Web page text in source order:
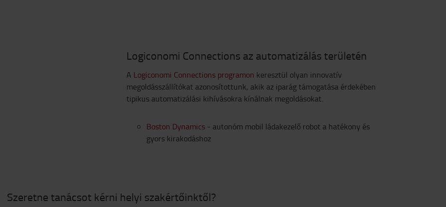
Logiconomi Connections az automatizálás területén
A Logiconomi Connections programon keresztül olyan innovatív
megoldásszállítókat azonosítottunk, akik az iparág támogatása érdekében
tipikus automatizálási kihívásokra kínálnak megoldásokat.
Boston Dynamics - autonóm mobil ládakezelő robot a hatékony és
gyors kirakodáshoz
Szeretne tanácsot kérni helyi szakértőinktől?